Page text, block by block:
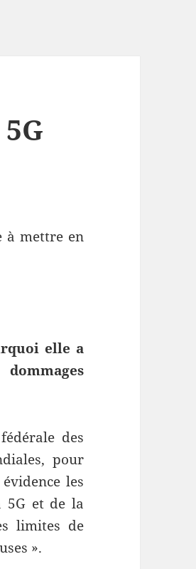
à mettre en
elle a
des
pour
les
5G et de la
limites de
».